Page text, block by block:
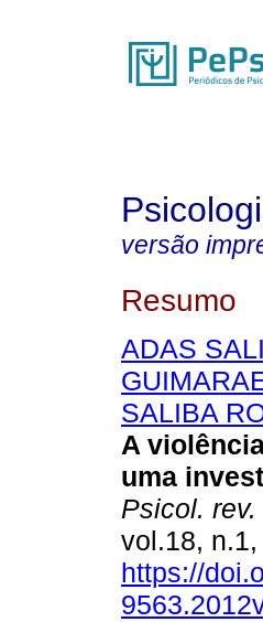
versão
Resumo
ADAS
SALIBA
A
uma
Psicol.
vol.18,
https://